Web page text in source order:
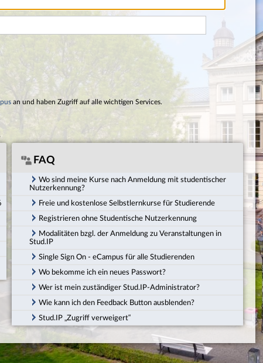
an und haben Zugriff auf alle wichtigen Services.
FAQ
Wo sind meine Kurse nach Anmeldung mit studentischer
Nutzerkennung?
Freie und kostenlose Selbstlernkurse für Studierende
Registrieren ohne Studentische Nutzerkennung
Modalitäten bzgl. der Anmeldung zu Veranstaltungen in
Stud.IP
Single Sign On - eCampus für alle Studierenden
Wo bekomme ich ein neues Passwort?
Wer ist mein zuständiger Stud.IP-Administrator?
Wie kann ich den Feedback Button ausblenden?
Stud.IP „Zugriff verweigert“